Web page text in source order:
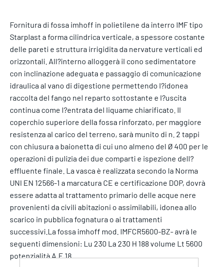
Fornitura di fossa imhoff in polietilene da interro IMF tipo
Starplast a forma cilindrica verticale, a spessore costante
delle pareti e struttura irrigidita da nervature verticali ed
orizzontali. All?interno alloggerà il cono sedimentatore
con inclinazione adeguata e passaggio di comunicazione
idraulica al vano di digestione permettendo l?idonea
raccolta del fango nel reparto sottostante e l?uscita
continua come l?entrata del liquame chiarificato. Il
coperchio superiore della fossa rinforzato, per maggiore
resistenza al carico del terreno, sarà munito di n. 2 tappi
con chiusura a baionetta di cui uno almeno del Ø 400 per le
operazioni di pulizia dei due comparti e ispezione dell?
effluente finale. La vasca è realizzata secondo la Norma
UNI EN 12566-1 a marcatura CE e certificazione DOP, dovrà
essere adatta al trattamento primario delle acque nere
provenienti da civili abitazioni o assimilabili, idonea allo
scarico in pubblica fognatura o ai trattamenti
successivi.La fossa imhoff mod. IMFCR5600-BZ- avrà le
seguenti dimensioni: Lu 230 La 230 H 188 volume Lt 5600
potenzialità A.E 18